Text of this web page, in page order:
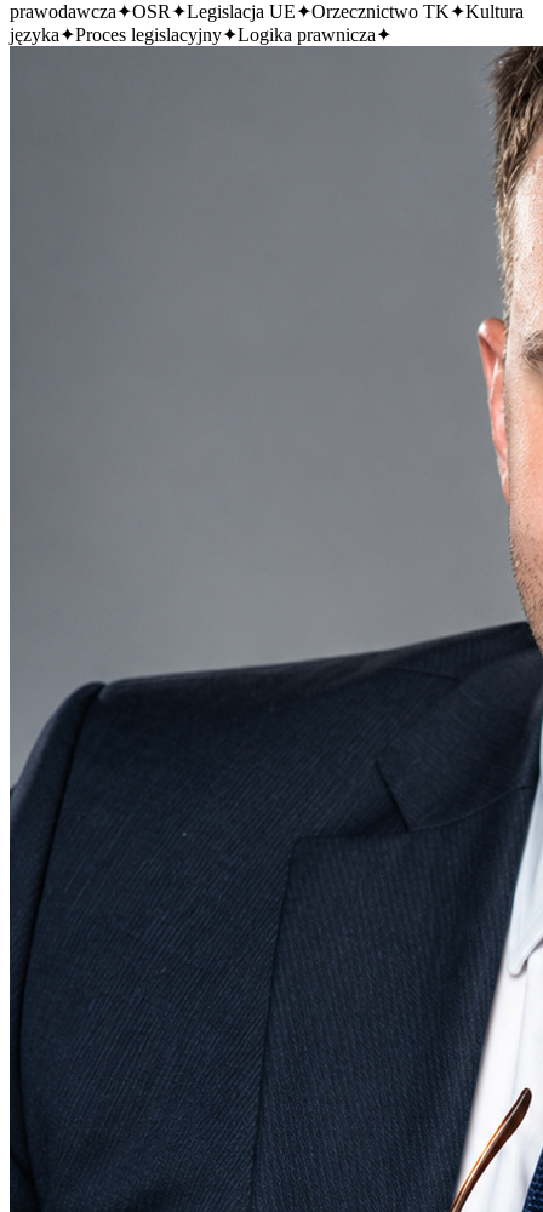
prawodawcza✦OSR✦Legislacja UE✦Orzecznictwo TK✦Kultura
języka✦Proces legislacyjny✦Logika prawnicza✦